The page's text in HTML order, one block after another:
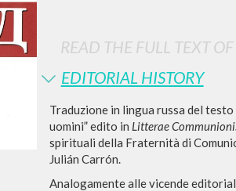
READ THE FULL TEXT
EDITORIAL HISTORY
Traduzione in lingua russa del
uomini” edito in Litterae
spirituali della Fraternità di
Julián Carrón.
Analogamente alle vicende